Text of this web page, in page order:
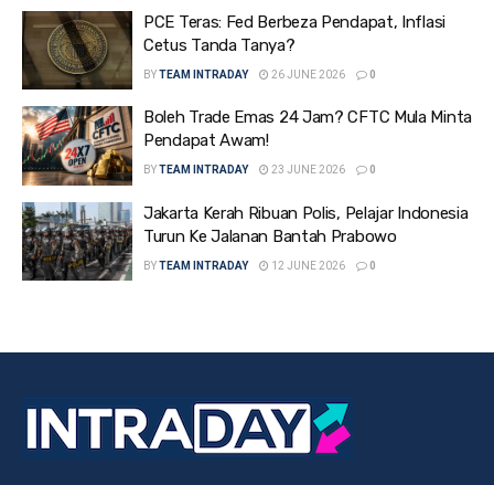
PCE Teras: Fed Berbeza Pendapat, Inflasi
Cetus Tanda Tanya?
BYTEAM INTRADAY 26 JUNE 2026 0
Boleh Trade Emas 24 Jam? CFTC Mula Minta
Pendapat Awam!
BY TEAM INTRADAY 23 JUNE 2026 0
Jakarta Kerah Ribuan Polis, Pelajar Indonesia
Turun Ke Jalanan Bantah Prabowo
BYTEAM INTRADAY 12 JUNE 2026 0